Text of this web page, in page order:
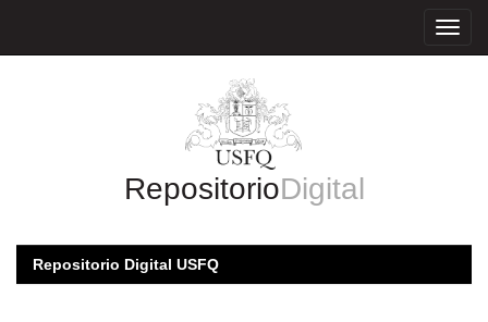
RepositorioDigital
Repositorio Digital USFQ